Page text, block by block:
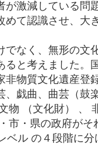
が激減している問
めて認識させ、大
でなく、無形の文
ると考えました。
物質文化遺産登
、戯曲、曲芸（鼓
物 （文化財） 、
市・県の政府が
ベル の４段階に分